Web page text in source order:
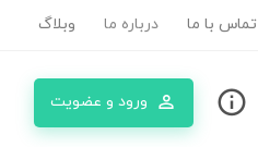
تماس با ما درباره ما وبلاگ
ورود و عضویت